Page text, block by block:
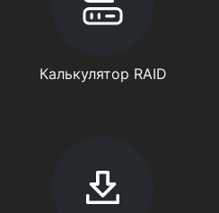
Калькулятор RAID